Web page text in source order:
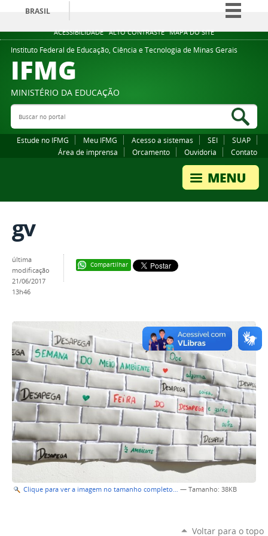
ACESSIBILIDADE ALTO CONTRASTE MAPA DO SITE
BRASIL
Simplifique!
Comunica BR
Legislação
Instituto Federal de Educação, Ciência e Tecnologia de Minas Gerais
IFMG
MINISTÉRIO DA EDUCAÇÃO
Buscar no portal
Estude no IFMG Meu IFMG Acesso a sistemas SEI
SUAP
Área de imprensa
Orcamento Ouvidoria Contato
gv
Compartilhar
última
modificação
21/06/2017
13h46
Clique para ver a imagem no tamanho completo… — Tamanho: 38KB
Voltar para o topo